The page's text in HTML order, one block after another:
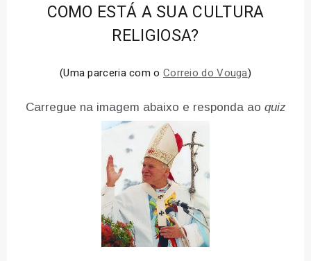
COMO ESTÁ A SUA CULTURA
RELIGIOSA?
(Uma parceria com o Correio do Vouga)
Carregue na imagem abaixo e responda ao quiz